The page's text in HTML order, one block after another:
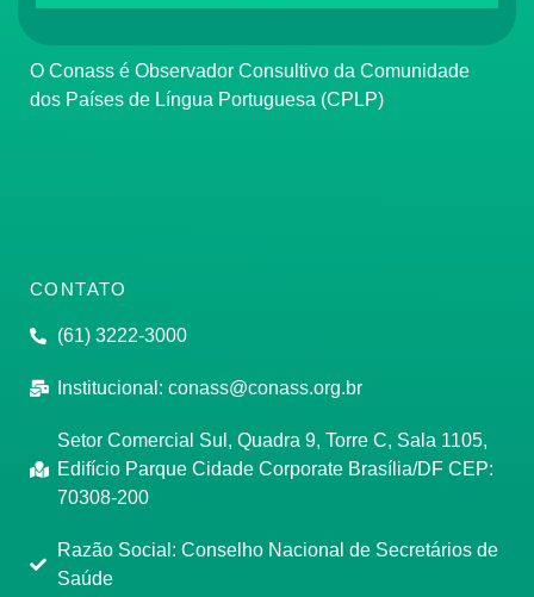
O Conass é Observador Consultivo da Comunidade
dos Países de Língua Portuguesa (CPLP)
CONTATO
(61) 3222-3000
Institucional: conass@conass.org.br
Setor Comercial Sul, Quadra 9, Torre C, Sala 1105,
Edifício Parque Cidade Corporate Brasília/DF CEP:
70308-200
Razão Social: Conselho Nacional de Secretários de
Saúde